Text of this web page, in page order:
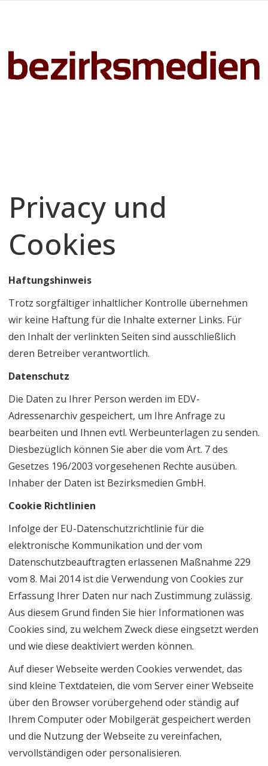
Privacy und
Cookies
Haftungshinweis
Trotz sorgfältiger inhaltlicher Kontrolle übernehmen
wir keine Haftung für die Inhalte externer Links. Für
den Inhalt der verlinkten Seiten sind ausschließlich
deren Betreiber verantwortlich.
Datenschutz
Die Daten zu Ihrer Person werden im EDV-
Adressenarchiv gespeichert, um Ihre Anfrage zu
bearbeiten und Ihnen evtl. Werbeunterlagen zu senden.
Diesbezüglich können Sie aber die vom Art. 7 des
Gesetzes 196/2003 vorgesehenen Rechte ausüben.
Inhaber der Daten ist Bezirksmedien GmbH.
Cookie Richtlinien
Infolge der EU-Datenschutzrichtlinie für die
elektronische Kommunikation und der vom
Datenschutzbeauftragten erlassenen Maßnahme 229
vom 8. Mai 2014 ist die Verwendung von Cookies zur
Erfassung Ihrer Daten nur nach Zustimmung zulässig.
Aus diesem Grund finden Sie hier Informationen was
Cookies sind, zu welchem Zweck diese eingsetzt werden
und wie diese deaktiviert werden können.
Auf dieser Webseite werden Cookies verwendet, das
sind kleine Textdateien, die vom Server einer Webseite
über den Browser vorübergehend oder ständig auf
Ihrem Computer oder Mobilgerät gespeichert werden
und die Nutzung der Webseite zu vereinfachen,
vervollständigen oder personalisieren.